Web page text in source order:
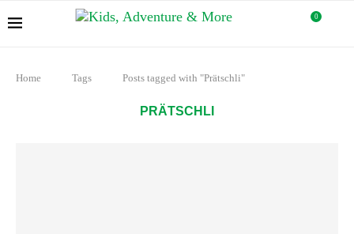
0
Home Tags Posts tagged with "Prätschli"
PRÄTSCHLI